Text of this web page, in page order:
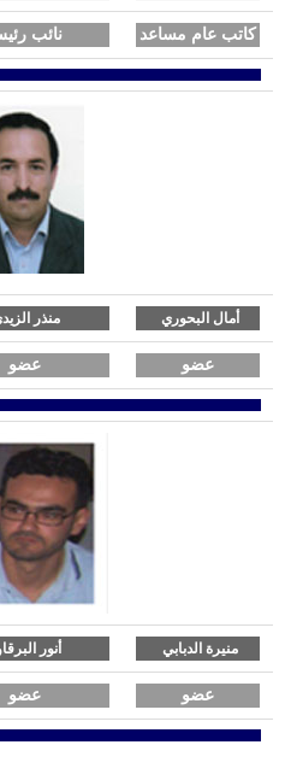
sur le patrimoine architectural
نائب كاتب عام مساعد
منذر أمال البحوري
عضو عضو
منيرة الدبابي
عضو عضو